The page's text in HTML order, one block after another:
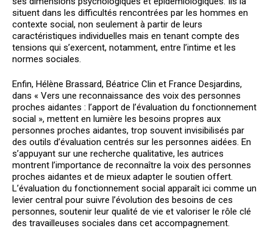
situent dans les difficultés rencontrées par les hommes en
contexte social, non seulement à partir de leurs
caractéristiques individuelles mais en tenant compte des
tensions qui s’exercent, notamment, entre l’intime et les
normes sociales.
Enfin, Hélène Brassard, Béatrice Clin et France Desjardins,
dans « Vers une reconnaissance des voix des personnes
proches aidantes : l’apport de l’évaluation du fonctionnement
social », mettent en lumière les besoins propres aux
personnes proches aidantes, trop souvent invisibilisés par
des outils d’évaluation centrés sur les personnes aidées. En
s’appuyant sur une recherche qualitative, les autrices
montrent l’importance de reconnaître la voix des personnes
proches aidantes et de mieux adapter le soutien offert.
L’évaluation du fonctionnement social apparaît ici comme un
levier central pour suivre l’évolution des besoins de ces
personnes, soutenir leur qualité de vie et valoriser le rôle clé
des travailleuses sociales dans cet accompagnement.